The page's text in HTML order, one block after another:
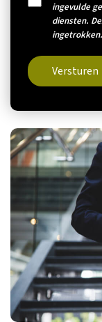
ingevulde
diensten.
ingetrokken.
Versturen